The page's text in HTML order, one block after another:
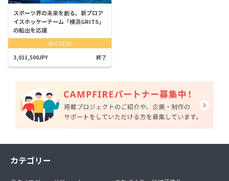
スポーツ界の未来を創る。新プロア
イスホッケーチーム「横浜GRITS」
の船出を応援
SUCCESS
3,011,500JPY 終了
カテゴリー